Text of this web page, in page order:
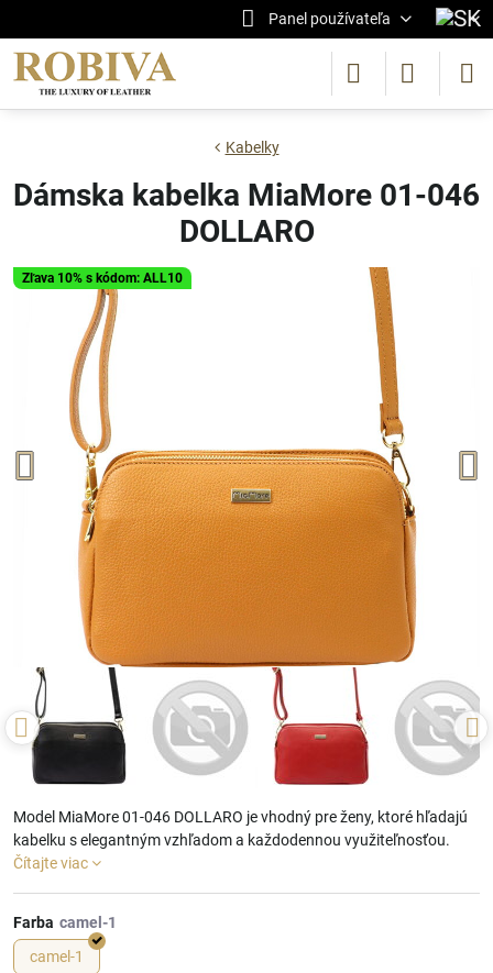
Panel používateľa
Zľava 10% s kódom: ALL10
Kabelky
Dámska kabelka MiaMore 01-046
DOLLARO
Model MiaMore 01-046 DOLLARO je vhodný pre ženy, ktoré hľadajú
kabelku s elegantným vzhľadom a každodennou využiteľnosťou.
Čítajte viac
Farba
camel-1